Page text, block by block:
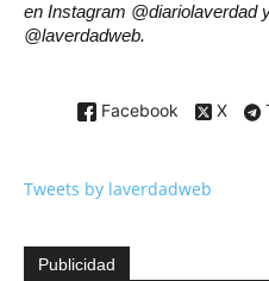
en Instagram @diariolaverdad
@laverdadweb.
Facebook X
Tweets by laverdadweb
Publicidad